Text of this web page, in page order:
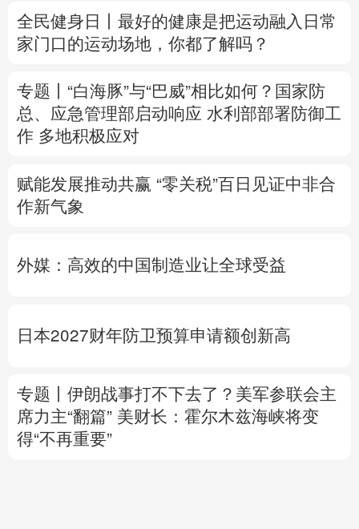
全民健身日丨 最好的健康是把运动融入日常
家门口的运动场地，你都了解吗？
专题丨 “白海豚”与“巴威”相比如何？ 国家防
总、应急管理部启动响应 水利部部署防御工
作 多地积极应对
赋能发展推动共赢 “零关税”百日见证中非合
作新气象
外媒：高效的中国制造业让全球受益
日本2027财年防卫预算申请额创新高
专题丨 伊朗战事打不下去了？美军参联会主
席力主“翻篇” 美财长：霍尔木兹海峡将变
得“不再重要”